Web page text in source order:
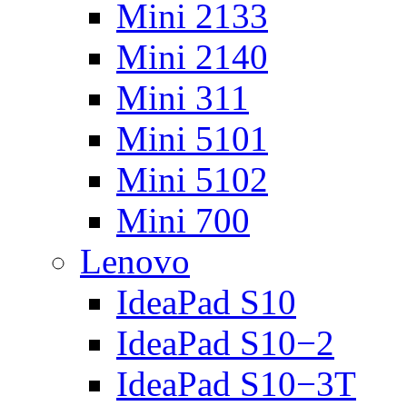
Mini 2133
Mini 2140
Mini 311
Mini 5101
Mini 5102
Mini 700
Lenovo
IdeaPad S10
IdeaPad S10−2
IdeaPad S10−3T